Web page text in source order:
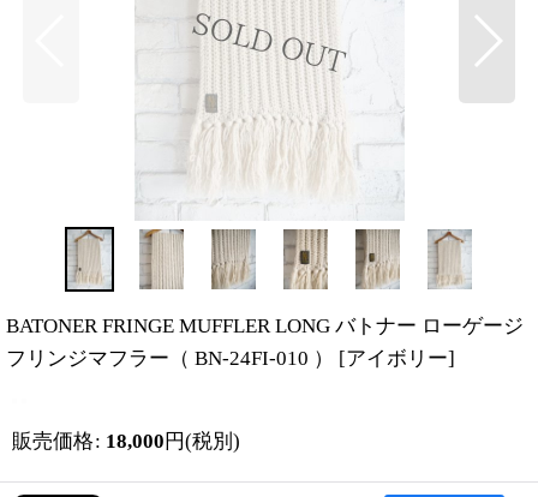
BATONER FRINGE MUFFLER LONG バトナー ローゲージ
フリンジマフラー（ BN-24FI-010 ）
[アイボリー]
販売価格: 18,000 円(税別)